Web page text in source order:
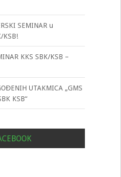
SEMINAR u
KSB!
KKS SBK/KSB –
UTAKMICA „GMS
KSB“